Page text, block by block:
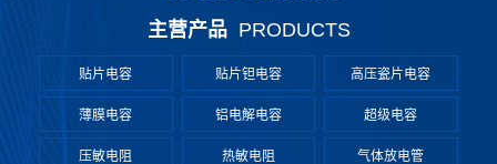
主营产品 PRODUCTS
贴片电容 贴片钽电容 高压瓷片电容
薄膜电容 铝电解电容 超级电容
压敏电阻 热敏电阻 气体放电管